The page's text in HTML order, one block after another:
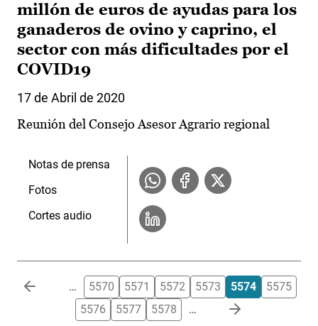
millón de euros de ayudas para los
ganaderos de ovino y caprino, el
sector con más dificultades por el
COVID19
17 de Abril de 2020
Reunión del Consejo Asesor Agrario regional
Notas de prensa
Fotos
Cortes audio
Paginación … 5570 5571 5572 5573 5574
5575
5576
5577 5578 …